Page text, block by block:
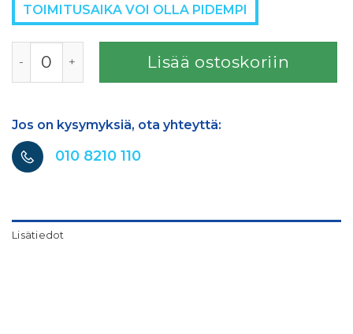
TOIMITUSAIKA VOI OLLA PIDEMPI
Lisää ostoskoriin
Jos on kysymyksiä, ota yhteyttä:
010 8210 110
Lisätiedot